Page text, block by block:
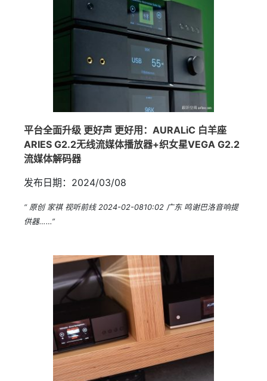
平台全面升级 更好声 更好用：AURALiC 白羊座
ARIES G2.2无线流媒体播放器+织女星VEGA G2.2
流媒体解码器
发布日期：2024/03/08
“ 原创 家祺 视听前线 2024-02-0810:02 广东 鸣谢巴洛音响提
供器……”